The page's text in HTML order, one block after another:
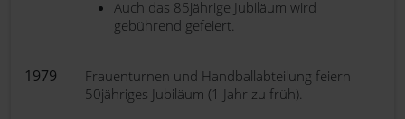
Auch das 85jährige Jubiläum wird
gebührend gefeiert.
1979
Frauenturnen und Handballabteilung feiern
50jähriges Jubiläum (1 Jahr zu früh).